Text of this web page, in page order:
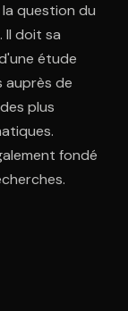
question du
Il doit sa
étude
auprès de
plus
fondé